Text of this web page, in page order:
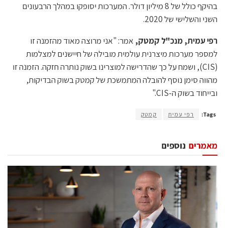
בהיקף כולל של 8 מיליון דולר. המערכות יסופקו במהלך הרבעונים
השני והשלישי של 2020.
רפי עמית, מנכ"ל קמטק, אמר: "אני מרוצה מאוד מהזמנה זו
למספר מערכות מיצרנית עולמית מובילה של חיישנים למצלמות
(CIS), ושמח על כך שהדרישה למוצרינו בשוק נותרה חזקה. הזמנה זו
מהווה סימן נוסף להובלה המתמשכת של קמטק בשוק הבדיקות,
ובייחוד בשוק ה-CIS."
Tags: רפי עמית קמטק
נוספים מאמרים